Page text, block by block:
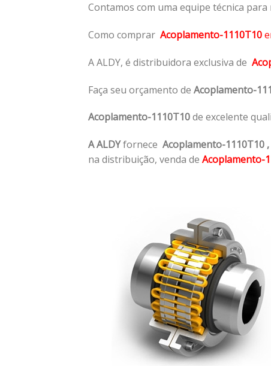
Contamos com uma equipe técnica
Como comprar Acoplamento-1110T10
A ALDY, é distribuidora exclusiva de
Faça seu orçamento de Acoplamento-
Acoplamento-1110T10de excelente
A ALDYfornece Acoplamento-1110T10 ,
na distribuição, venda de Acoplamento-